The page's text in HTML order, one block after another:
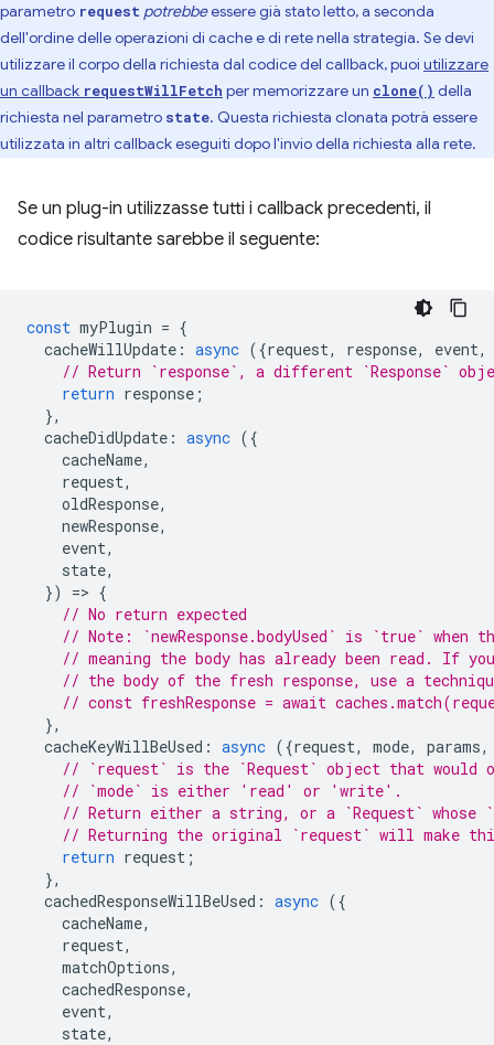
parametro request potrebbeessere già stato letto, a seconda
dell'ordine delle operazioni di cache e di rete nella strategia. Se devi
utilizzare il corpo della richiesta dal codice del callback, puoi utilizzare
un callback requestWillFetch per memorizzare un clone() della
richiesta nel parametro state. Questa richiesta clonata potrà essere
utilizzata in altri callback eseguiti dopo l'invio della richiesta alla rete.
Se un plug-in utilizzasse tutti i callback precedenti, il
codice risultante sarebbe il seguente:
const myPlugin = {
cacheWillUpdate : async ({request, response, event,
// Return `response`, a different `Response`
return response ;
},
cacheDidUpdate : async ({
cacheName,
request,
oldResponse,
newResponse,
event,
state,
})
=> {
// No return expected
// Note: `newResponse.bodyUsed` is `true`
// meaning the body has already been read. If
// the body of the fresh response, use a
// const freshResponse = await
},
cacheKeyWillBeUsed : async ({request, mode, params,
// `request` is the `Request` object that would
// `mode` is either 'read' or 'write'.
// Return either a string, or a `Request` whose
// Returning the original `request` will make
return request ;
},
cachedResponseWillBeUsed : async ({
cacheName,
request,
matchOptions,
cachedResponse,
event,
state,